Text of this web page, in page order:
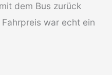
dem Bus zurück
war echt ein